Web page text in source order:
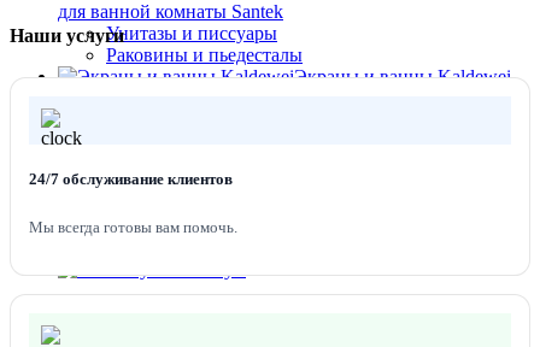
для ванной комнаты Santek
Унитазы и писсуары
Раковины и пьедесталы
Экраны и ванны Kaldewei
Комплекты мебели для ванной — скидки от 10%
Зеркала и зеркальные шкафы
Наши услуги
24/7 обслуживание клиентов
Мы всегда готовы вам помочь.